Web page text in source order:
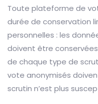
Toute plateforme de
durée de conservation
personnelles : les
doivent être
de chaque type de
vote anonymisés
scrutin n’est plus